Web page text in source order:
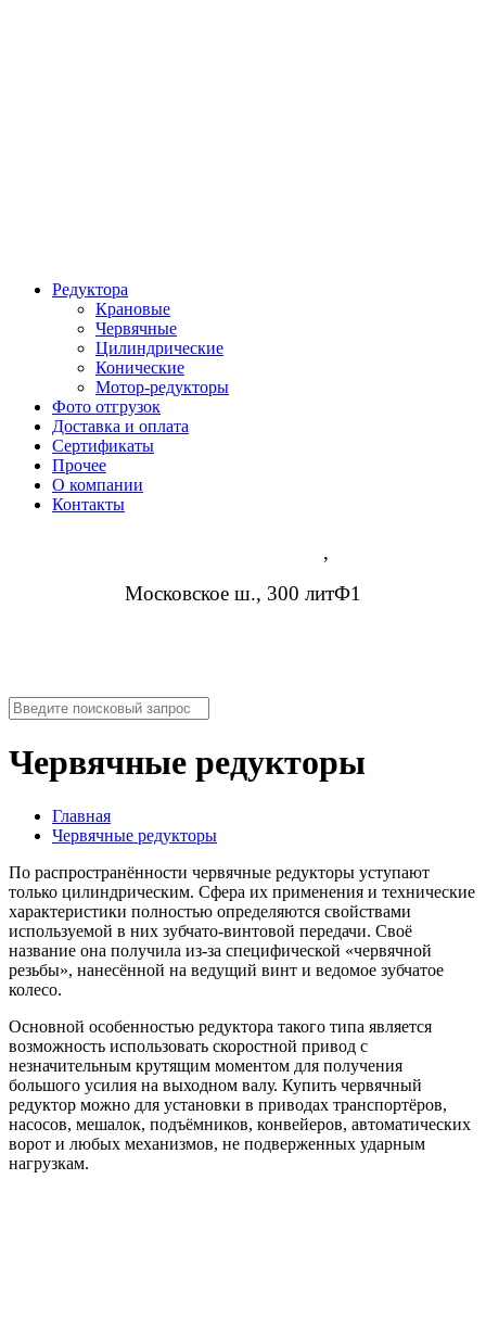
Редуктора
Крановые
Червячные
Цилиндрические
Конические
Мотор-редукторы
Фото отгрузок
Доставка и оплата
Сертификаты
Прочее
О компании
Контакты
,
Московское ш., 300 литФ1
Червячные редукторы
Главная
Червячные редукторы
По распространённости червячные редукторы уступают
только цилиндрическим. Сфера их применения и технические
характеристики полностью определяются свойствами
используемой в них зубчато-винтовой передачи. Своё
название она получила из-за специфической «червячной
резьбы», нанесённой на ведущий винт и ведомое зубчатое
колесо.
Основной особенностью редуктора такого типа является
возможность использовать скоростной привод с
незначительным крутящим моментом для получения
большого усилия на выходном валу. Купить червячный
редуктор можно для установки в приводах транспортёров,
насосов, мешалок, подъёмников, конвейеров, автоматических
ворот и любых механизмов, не подверженных ударным
нагрузкам.